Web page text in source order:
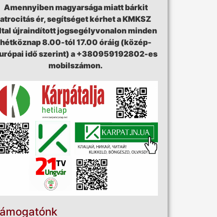
Amennyiben magyarsága miatt bárkit
atrocitás ér, segítséget kérhet a KMKSZ
újraindított jogsegélyvonalon minden
hétköznap 8.00-tól 17.00 óráig (közép-
idő szerint) a +380959192802-es
mobilszámon.